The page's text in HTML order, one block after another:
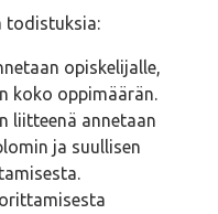
todistuksia:
opiskelijalle,
koko oppimäärän.
liitteenä annetaan
ja suullisen